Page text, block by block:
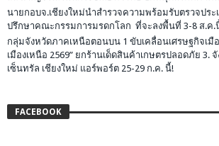
นายกอบจ.เชียงใหม่นำสำรวจความพร้อมรับตรวจปร
ปรึกษาคณะกรรมการมรดกโลก ที่จะลงพื้นที่ 3-8 ส.ค.
กลุ่มจังหวัดภาคเหนือตอนบน 1 ขับเคลื่อนเศรษฐกิจเมือ
เมืองเหนือ 2569” ยกร้านเด็ดสินค้าเกษตรปลอดภัย 3.
เซ็นทรัล เชียงใหม่ แอร์พอร์ต 25-29 ก.ค. นี้!
FACEBOOK